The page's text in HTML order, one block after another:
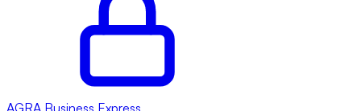
AGRA Business Express